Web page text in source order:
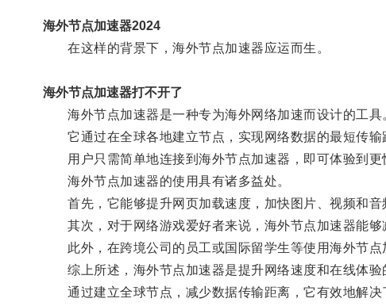
海外节点加速器2024
在这样的背景下，海外节点加速器应运而生。
海外节点加速器打不开了
海外节点加速器是一种专为海外网络加速而设计的工具
它通过在全球各地建立节点，实现网络数据的最短传输
用户只需简单地连接到海外节点加速器，即可体验到更
海外节点加速器的使用具有诸多益处。
首先，它能够提升网页加载速度，加快图片、视频和音
其次，对于网络游戏爱好者来说，海外节点加速器能够
此外，在跨境公司的员工或国际留学生等使用海外节点
综上所述，海外节点加速器是提升网络速度和在线体验
通过建立全球节点，减少数据传输距离，它有效地解决